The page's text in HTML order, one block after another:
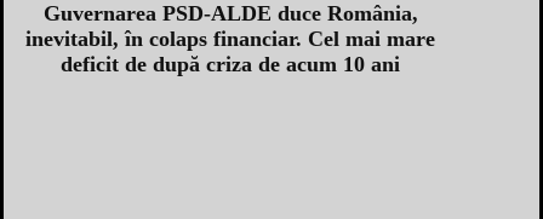
Guvernarea PSD-ALDE duce România,
inevitabil, în colaps financiar. Cel mai mare
deficit de după criza de acum 10 ani